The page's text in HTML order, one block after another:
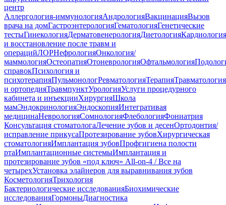
центр
Аллергология-иммунологияАндрологияВакцинацияВызов
врача на домГастроэнтерологияГематологияГенетические
тестыГинекологияДерматовенерологияДиетологияКардиология
и восстановление после травм и
операцийЛОРНефрологияОнкология/
маммологияОстеопатияОтоневрологияОфтальмология
справокПсихология и
психотерапияПульмонологРевматологияТерапияТравматология
и ортопедияТравмпунктУрологияУслуги процедурного
кабинета и инъекцииХирургияШкола
мамЭндокринологияЭндоскопияИнтегративая
медицинаНеврологияСомнологияФлебологияФониатрия
Консультация стоматологаЛечение зубов и десенОртодонтия/
исправление прикусаПротезирование зубовХирургическая
стоматологияИмплантация зубовПрофгигиена полости
ртаИмплантационные системыИмплантация и
протезирование зубов «под ключ» All-on-4 / Все на
четырехУстановка элайнеров для выравнивания зубов
КосметологияТрихология
Бактериологические исследованияБиохимические
исследованияГормоныДиагностика